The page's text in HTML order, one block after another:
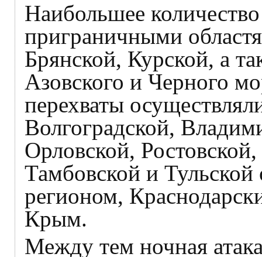
Наибольшее
приграничными
Брянской, Курской, а
Азовского и Черного
перехваты
Волгоградской,
Орловской,
Тамбовской и
регионом,
Крым.
Между тем ночная